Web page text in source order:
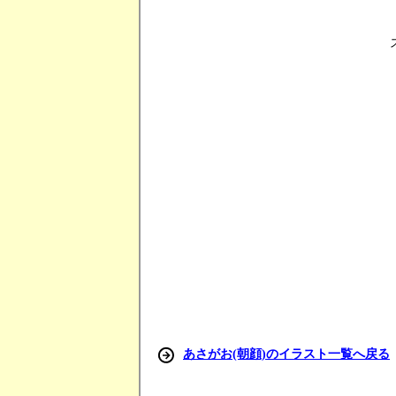
あさがお(朝顔)のイラスト一覧へ戻る